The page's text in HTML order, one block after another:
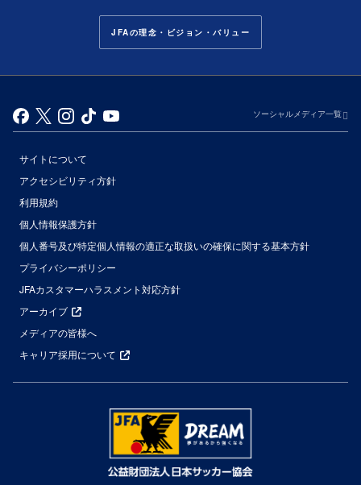
JFAの理念・ビジョン・バリュー
ソーシャルメディア一覧
サイトについて
アクセシビリティ方針
利用規約
個人情報保護方針
個人番号及び特定個人情報の適正な取扱いの確保に関する基本方針
プライバシーポリシー
JFAカスタマーハラスメント対応方針
アーカイブ
メディアの皆様へ
キャリア採用について